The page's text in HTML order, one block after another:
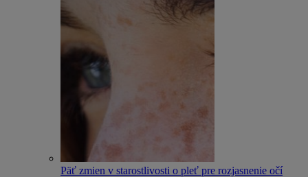
Päť zmien v starostlivosti o pleť pre rozjasnenie očí